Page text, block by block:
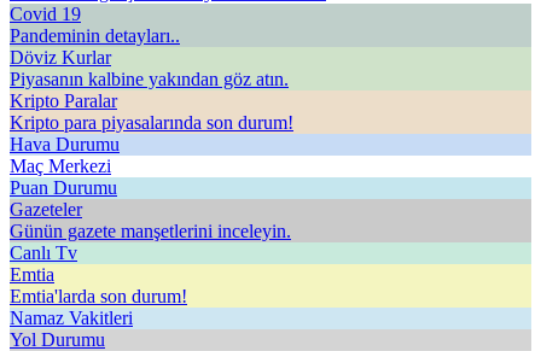
Covid 19
Pandeminin detayları..
Döviz Kurlar
Piyasanın kalbine yakından göz atın.
Kripto Paralar
Kripto para piyasalarında son durum!
Hava Durumu
Maç Merkezi
Puan Durumu
Gazeteler
Günün gazete manşetlerini inceleyin.
Canlı Tv
Emtia
Emtia'larda son durum!
Namaz Vakitleri
Yol Durumu